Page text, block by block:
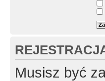
Musisz być